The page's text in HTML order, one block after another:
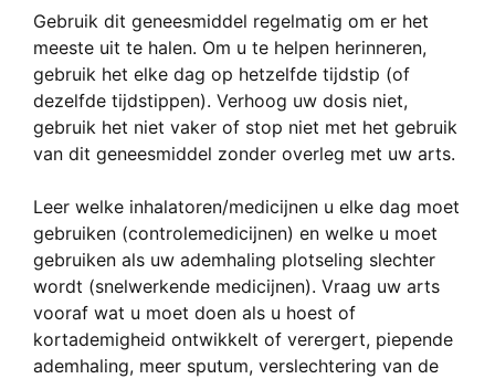
Gebruik dit geneesmiddel regelmatig om er het
meeste uit te halen. Om u te helpen herinneren,
gebruik het elke dag op hetzelfde tijdstip (of
dezelfde tijdstippen). Verhoog uw dosis niet,
gebruik het niet vaker of stop niet met het gebruik
van dit geneesmiddel zonder overleg met uw arts.
Leer welke inhalatoren/medicijnen u elke dag moet
gebruiken (controlemedicijnen) en welke u moet
gebruiken als uw ademhaling plotseling slechter
wordt (snelwerkende medicijnen). Vraag uw arts
vooraf wat u moet doen als u hoest of
kortademigheid ontwikkelt of verergert, piepende
ademhaling, meer sputum, verslechtering van de